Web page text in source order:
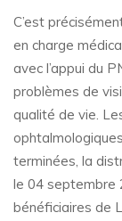
C’est
en charge
avec l’appui du
problèmes de
qualité de vie.
terminées, la
le 04 septembre
bénéficiaires de